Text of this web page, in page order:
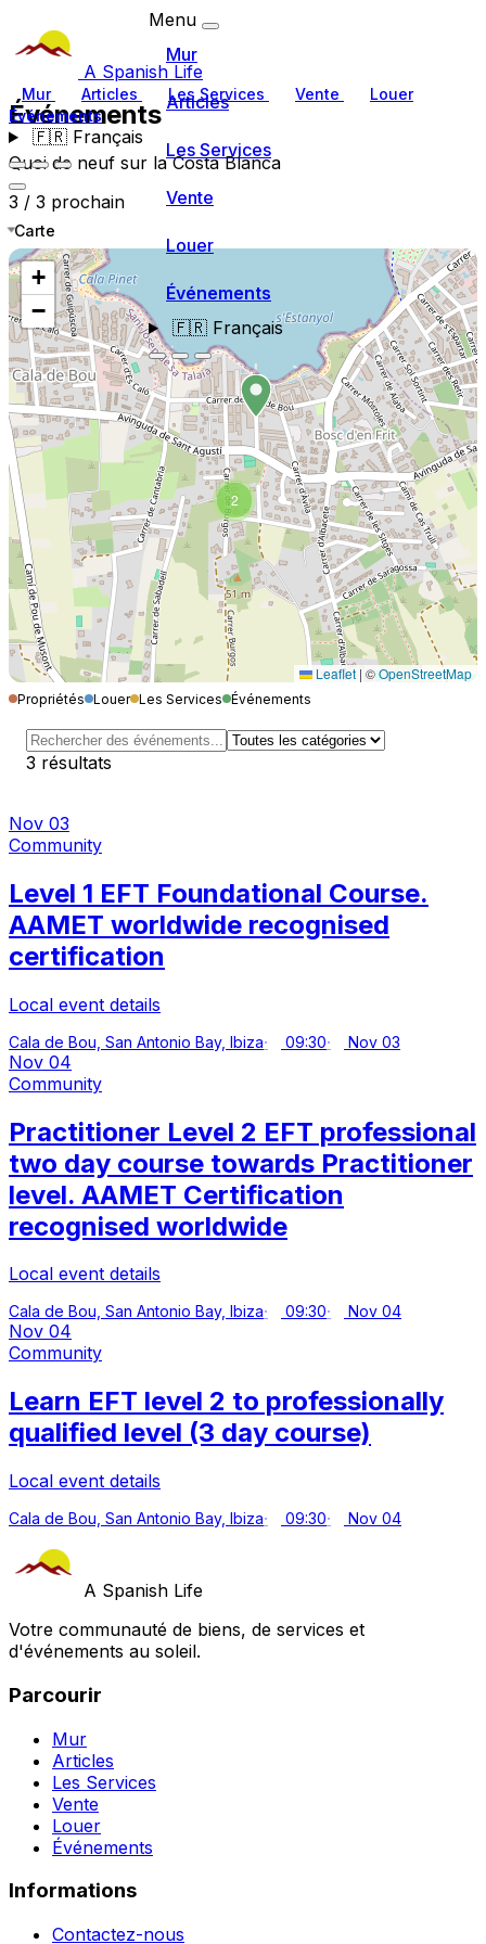
A Spanish Life
Mur Articles Les Services Vente
Louer
Événements
🇫🇷Français
Menu
Mur
Articles
Les Services
Vente
Louer
Événements
🇫🇷Français
Événements
Quoi de neuf sur la Costa Blanca
3 / 3 prochain
Carte
2
+
−
Leaflet | ©OpenStreetMap
Propriétés Louer Les Services Événements
3 résultats
Nov 03
Community
Level 1 EFT Foundational Course.
AAMET worldwide recognised
certification
Local event details
Cala de Bou, San Antonio Bay, Ibiza 09:30 Nov 03
Nov 04
Community
Practitioner Level 2 EFT professional
two day course towards Practitioner
level. AAMET Certification
recognised worldwide
Local event details
Cala de Bou, San Antonio Bay, Ibiza 09:30 Nov 04
Nov 04
Community
Learn EFT level 2 to professionally
qualified level (3 day course)
Local event details
Cala de Bou, San Antonio Bay, Ibiza 09:30 Nov 04
A Spanish Life
Votre communauté de biens, de services et
d'événements au soleil.
Parcourir
Mur
Articles
Les Services
Vente
Louer
Événements
Informations
Contactez-nous